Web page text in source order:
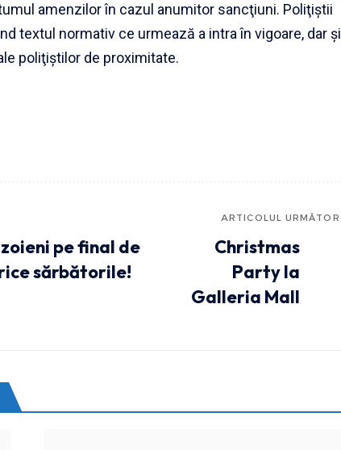
amenzilor în cazul anumitor sancţiuni. Poliţiştii
textul normativ ce urmează a intra în vigoare, dar şi
poliţiştilor de proximitate.
pe final de
sărbătorile!
ARTICOLUL URMĂTOR
Christmas
Party la
Galleria Mall